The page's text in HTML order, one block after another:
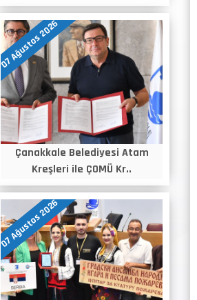
07 Ağustos 2026
Çanakkale Belediyesi Atam
Kreşleri ile ÇOMÜ Kr..
07 Ağustos 2026